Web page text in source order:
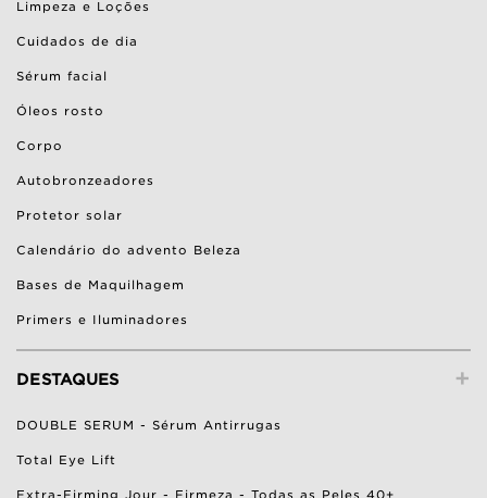
Limpeza e Loções
Cuidados de dia
Sérum facial
Óleos rosto
Corpo
Autobronzeadores
Protetor solar
Calendário do advento Beleza
Bases de Maquilhagem
Primers e Iluminadores
+
DESTAQUES
DOUBLE SERUM - Sérum Antirrugas
Total Eye Lift
Extra-Firming Jour - Firmeza - Todas as Peles 40+